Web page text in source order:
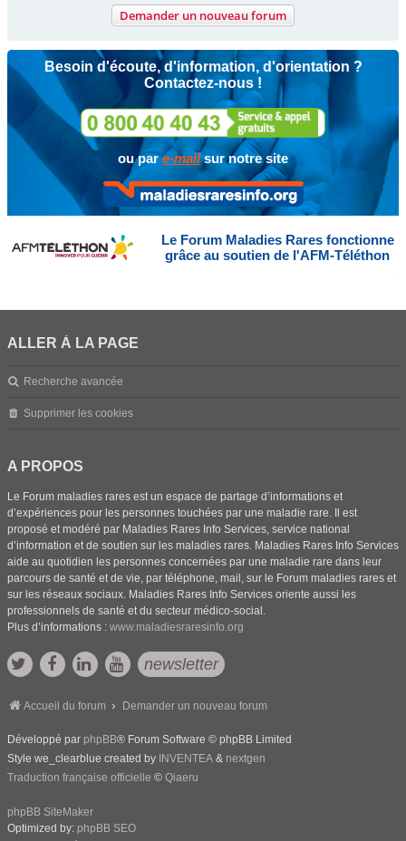
Demander un nouveau forum
Besoin d'écoute, d'information, d'orientation ?
Contactez-nous !
ou pare-mailsur notre site
Le Forum Maladies Rares fonctionne
grâce au soutien de l'AFM-Téléthon
ALLER À LA PAGE
Recherche avancée
Supprimer les cookies
A PROPOS
Le Forum maladies rares est un espace de partage d’informations et
d’expériences pour les personnes touchées par une maladie rare. Il est
proposé et modéré par Maladies Rares Info Services, service national
d’information et de soutien sur les maladies rares. Maladies Rares Info Services
aide au quotidien les personnes concernées par une maladie rare dans leur
parcours de santé et de vie, par téléphone, mail, sur le Forum maladies rares et
sur les réseaux sociaux. Maladies Rares Info Services oriente aussi les
professionnels de santé et du secteur médico-social.
Plus d’informations : www.maladiesraresinfo.org
newsletter
Accueil du forum Demander un nouveau forum
Développé par phpBB® Forum Software © phpBB Limited
Style we_clearblue created by INVENTEA & nextgen
Traduction française officielle © Qiaeru
phpBB SiteMaker
Optimized by: phpBB SEO